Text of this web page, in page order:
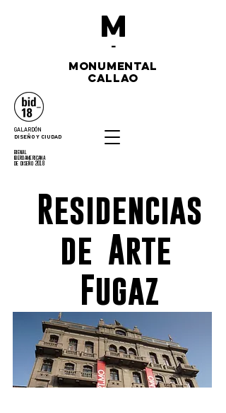
GALARDÓN
DISEÑO Y CIUDAD
bienal
iberoamericana
de diseño 2018
M
-
monumental
callao
Residencias
de Arte
Fugaz